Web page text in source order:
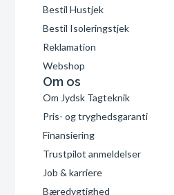
Bestil Hustjek
Bestil Isoleringstjek
Reklamation
Webshop
Om os
Om Jydsk Tagteknik
Pris- og tryghedsgaranti
Finansiering
Trustpilot anmeldelser
Job & karriere
Bæredygtighed